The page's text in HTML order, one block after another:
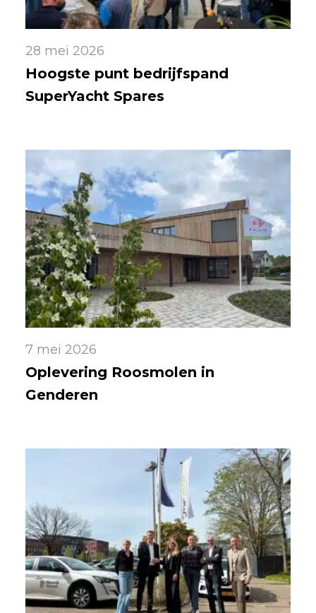
28 mei 2026
Hoogste punt bedrijfspand
SuperYacht Spares
7 mei 2026
Oplevering Roosmolen in
Genderen